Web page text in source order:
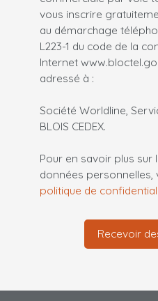
vous inscrire
au démarchage
L223-1 du code de la
Internet
adressé à :
Société Worldline,
BLOIS CEDEX.
Pour en savoir plus
données personnelles,
politique de
Recevoir